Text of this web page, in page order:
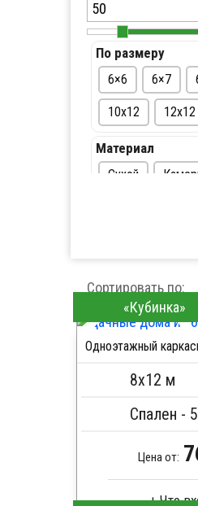
По размеру
6×6 6×7
10х12 12х12
Материал
Сухой
Сортировать по:
ПОДРОБНЕЕ
«Кубинка»
Одноэтажный
8х12 м
Спален - 5
Цена от: